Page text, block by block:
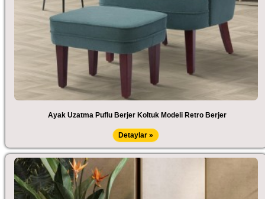
Ayak Uzatma Puflu Berjer Koltuk Modeli Retro Berjer
Detaylar »